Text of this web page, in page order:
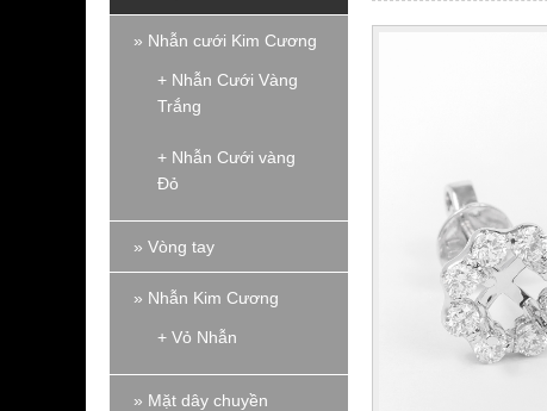
» Nhẫn cưới Kim Cương
+ Nhẫn Cưới Vàng
Trắng
+ Nhẫn Cưới vàng
Đỏ
» Vòng tay
» Nhẫn Kim Cương
+ Vỏ Nhẫn
» Mặt dây chuyền